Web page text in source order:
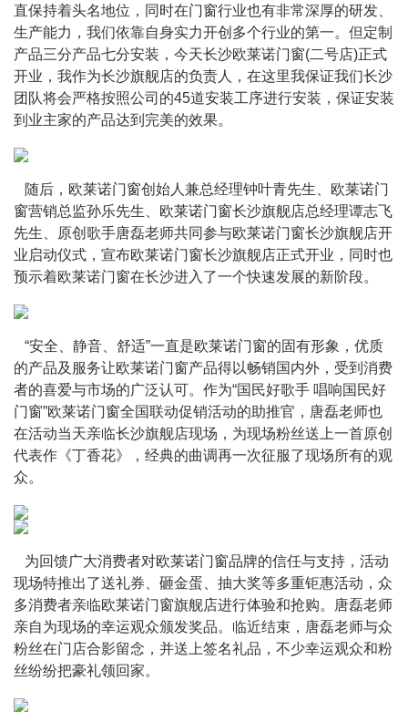
直保持着头名地位，同时在门窗行业也有非常深厚的研发、
生产能力，我们依靠自身实力开创多个行业的第一。但定制
产品三分产品七分安装，今天长沙欧莱诺门窗(二号店)正式
开业，我作为长沙旗舰店的负责人，在这里我保证我们长沙
团队将会严格按照公司的45道安装工序进行安装，保证安装
到业主家的产品达到完美的效果。
随后，欧莱诺门窗创始人兼总经理钟叶青先生、欧莱诺门
窗营销总监孙乐先生、欧莱诺门窗长沙旗舰店总经理谭志飞
先生、原创歌手唐磊老师共同参与欧莱诺门窗长沙旗舰店开
业启动仪式，宣布欧莱诺门窗长沙旗舰店正式开业，同时也
预示着欧莱诺门窗在长沙进入了一个快速发展的新阶段。
“安全、静音、舒适”一直是欧莱诺门窗的固有形象，优质
的产品及服务让欧莱诺门窗产品得以畅销国内外，受到消费
者的喜爱与市场的广泛认可。作为“国民好歌手 唱响国民好
门窗”欧莱诺门窗全国联动促销活动的助推官，唐磊老师也
在活动当天亲临长沙旗舰店现场，为现场粉丝送上一首原创
代表作《丁香花》，经典的曲调再一次征服了现场所有的观
众。
为回馈广大消费者对欧莱诺门窗品牌的信任与支持，活动
现场特推出了送礼券、砸金蛋、抽大奖等多重钜惠活动，众
多消费者亲临欧莱诺门窗旗舰店进行体验和抢购。唐磊老师
亲自为现场的幸运观众颁发奖品。临近结束，唐磊老师与众
粉丝在门店合影留念，并送上签名礼品，不少幸运观众和粉
丝纷纷把豪礼领回家。